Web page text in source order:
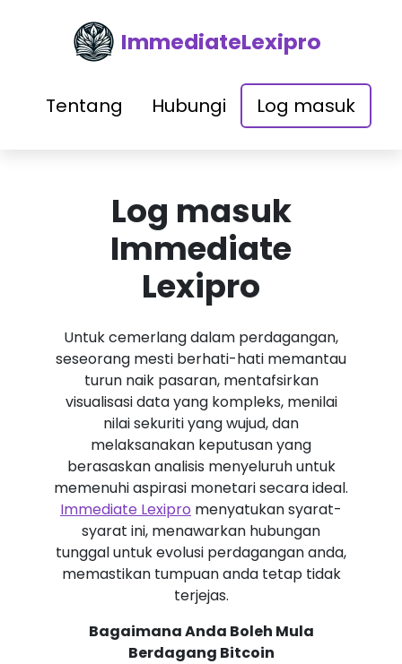
ImmediateLexipro
Tentang Hubungi Log masuk
Log masuk
Immediate
Lexipro
Untuk cemerlang dalam perdagangan,
seseorang mesti berhati-hati memantau
turun naik pasaran, mentafsirkan
visualisasi data yang kompleks, menilai
nilai sekuriti yang wujud, dan
melaksanakan keputusan yang
berasaskan analisis menyeluruh untuk
memenuhi aspirasi monetari secara ideal.
Immediate Lexipro menyatukan syarat-
syarat ini, menawarkan hubungan
tunggal untuk evolusi perdagangan anda,
memastikan tumpuan anda tetap tidak
terjejas.
Bagaimana Anda Boleh Mula
Berdagang Bitcoin